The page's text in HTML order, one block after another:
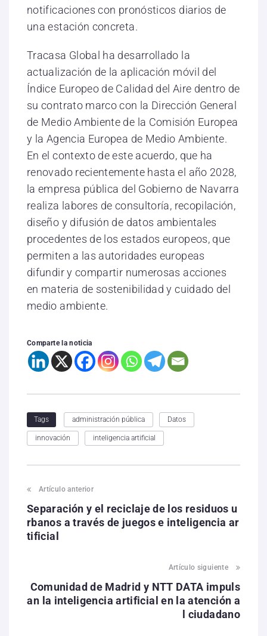
notificaciones con pronósticos diarios de
una estación concreta.
Tracasa Global ha desarrollado la
actualización de la aplicación móvil del
Índice Europeo de Calidad del Aire dentro de
su contrato marco con la Dirección General
de Medio Ambiente de la Comisión Europea
y la Agencia Europea de Medio Ambiente.
En el contexto de este acuerdo, que ha
renovado recientemente hasta el año 2028,
la empresa pública del Gobierno de Navarra
realiza labores de consultoría, recopilación,
diseño y difusión de datos ambientales
procedentes de los estados europeos, que
permiten a las autoridades europeas
difundir y compartir numerosas acciones
en materia de sostenibilidad y cuidado del
medio ambiente.
Comparte la noticia
Tags administración pública Datos
innovación inteligencia artificial
Artículo anterior
Separación y el reciclaje de los residuos u
rbanos a través de juegos e inteligencia ar
tificial
Artículo siguiente
Comunidad de Madrid y NTT DATA impuls
an la inteligencia artificial en la atención a
l ciudadano